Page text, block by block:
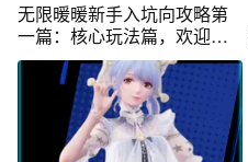
无限暖暖新手入坑向攻略第
一篇：核心玩法篇，欢迎大
家提出疑问～ #无限暖暖 #无
限暖暖公测前瞻 #无限暖暖公
测定档 #暖暖